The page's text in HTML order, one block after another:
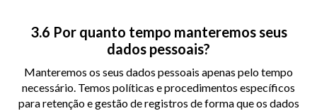
3.6 Por quanto tempo manteremos seus
dados pessoais?
Manteremos os seus dados pessoais apenas pelo tempo
necessário. Temos políticas e procedimentos específicos
para retenção e gestão de registros de forma que os dados